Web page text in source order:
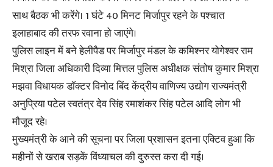
साथ बैठक भी करेंगे। 1 घंटे 40 मिनट मिर्जापुर रहने के पश्चात
इलाहाबाद की तरफ रवाना हो जाएंगे।
पुलिस लाइन में बने हेलीपैड पर मिर्जापुर मंडल के कमिश्नर योगेश्वर राम
मिश्रा जिला अधिकारी दिव्या मित्तल पुलिस अधीक्षक संतोष कुमार मिश्रा
मझवा विधायक डॉक्टर विनोद बिंद केंद्रीय वाणिज्य उद्योग राज्यमंत्री
अनुप्रिया पटेल स्वतंत्र देव सिंह रमाशंकर सिंह पटेल आदि लोग भी
मौजूद रहे।
मुख्यमंत्री के आने की सूचना पर जिला प्रशासन इतना एक्टिव हुआ कि
महीनों से खराब सड़कें विंध्याचल की दुरुस्त करा दी गई।